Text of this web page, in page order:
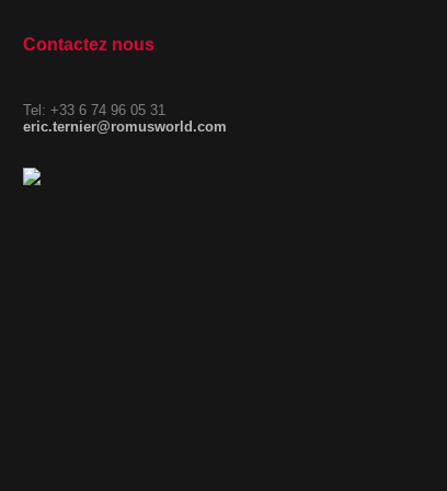
Contactez nous
Tel: +33 6 74 96 05 31
eric.ternier@romusworld.com